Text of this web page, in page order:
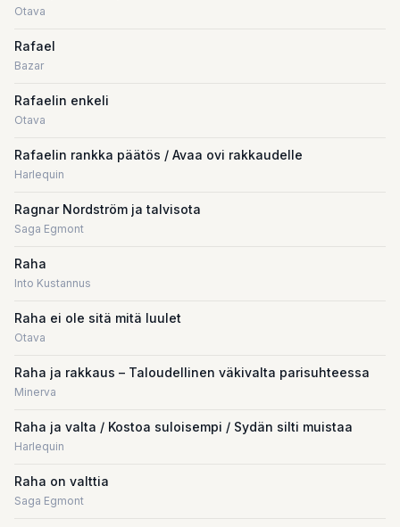
Otava
Rafael
Bazar
Rafaelin enkeli
Otava
Rafaelin rankka päätös / Avaa ovi rakkaudelle
Harlequin
Ragnar Nordström ja talvisota
Saga Egmont
Raha
Into Kustannus
Raha ei ole sitä mitä luulet
Otava
Raha ja rakkaus – Taloudellinen väkivalta parisuhteessa
Minerva
Raha ja valta / Kostoa suloisempi / Sydän silti muistaa
Harlequin
Raha on valttia
Saga Egmont